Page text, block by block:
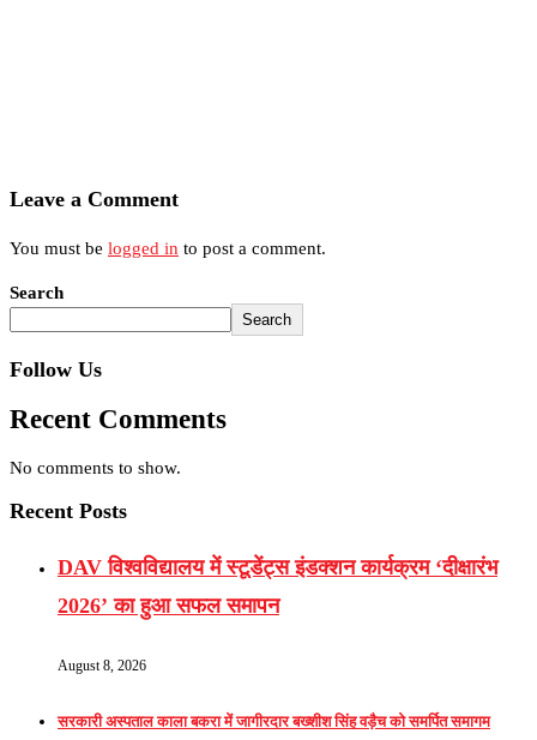
Leave a Comment
You must be logged in to post a comment.
Search
Search
Follow Us
Recent Comments
No comments to show.
Recent Posts
DAV विश्वविद्यालय में स्टूडेंट्स इंडक्शन कार्यक्रम ‘दीक्षारंभ
2026’ का हुआ सफल समापन
August 8, 2026
सरकारी अस्पताल काला बकरा में जागीरदार बख्शीश सिंह वड़ैच को समर्पित समागम